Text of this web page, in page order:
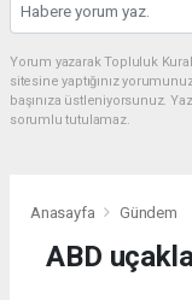
Yorum yazarak Topluluk
sitesine yaptığınız
başınıza üstleniyorsunuz.
sorumlu tutulamaz.
Anasayfa Gündem
ABD